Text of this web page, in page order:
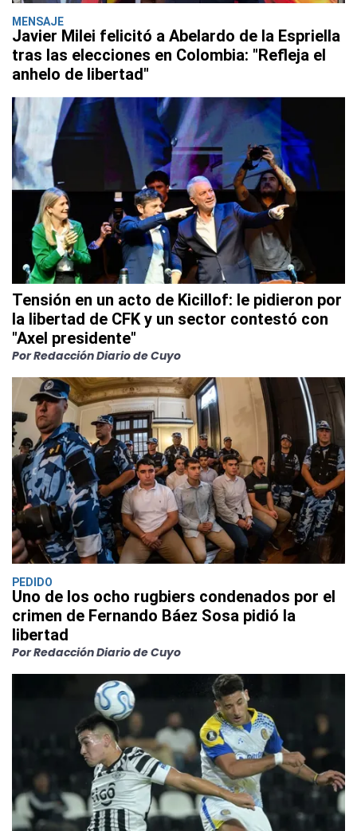
MENSAJE
Javier Milei felicitó a Abelardo de la Espriella
tras las elecciones en Colombia: "Refleja el
anhelo de libertad"
Tensión en un acto de Kicillof: le pidieron por
la libertad de CFK y un sector contestó con
"Axel presidente"
Por Redacción Diario de Cuyo
PEDIDO
Uno de los ocho rugbiers condenados por el
crimen de Fernando Báez Sosa pidió la
libertad
Por Redacción Diario de Cuyo